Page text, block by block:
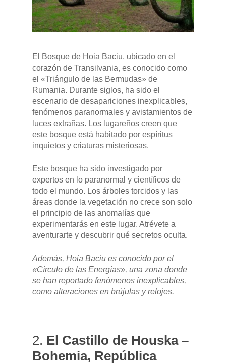
El Bosque de Hoia Baciu, ubicado en el
corazón de Transilvania, es conocido como
el «Triángulo de las Bermudas» de
Rumania. Durante siglos, ha sido el
escenario de desapariciones inexplicables,
fenómenos paranormales y avistamientos de
luces extrañas. Los lugareños creen que
este bosque está habitado por espíritus
inquietos y criaturas misteriosas.
Este bosque ha sido investigado por
expertos en lo paranormal y científicos de
todo el mundo. Los árboles torcidos y las
áreas donde la vegetación no crece son solo
el principio de las anomalías que
experimentarás en este lugar. Atrévete a
aventurarte y descubrir qué secretos oculta.
Además, Hoia Baciu es conocido por el
«Círculo de las Energías», una zona donde
se han reportado fenómenos inexplicables,
como alteraciones en brújulas y relojes.
2. El Castillo de Houska –
Bohemia, República